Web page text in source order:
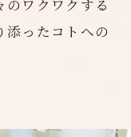
ワクワクする
添ったコトへの